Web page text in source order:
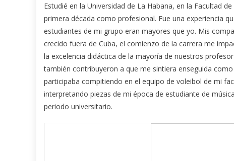
Estudié en la Universidad de La Habana, en la Facultad
primera década como profesional. Fue una experiencia
estudiantes de mi grupo eran mayores que yo. Mis
crecido fuera de Cuba, el comienzo de la carrera me
la excelencia didáctica de la mayoría de nuestros
también contribuyeron a que me sintiera enseguida
participaba compitiendo en el equipo de voleibol de mi
interpretando piezas de mi época de estudiante de
periodo universitario.